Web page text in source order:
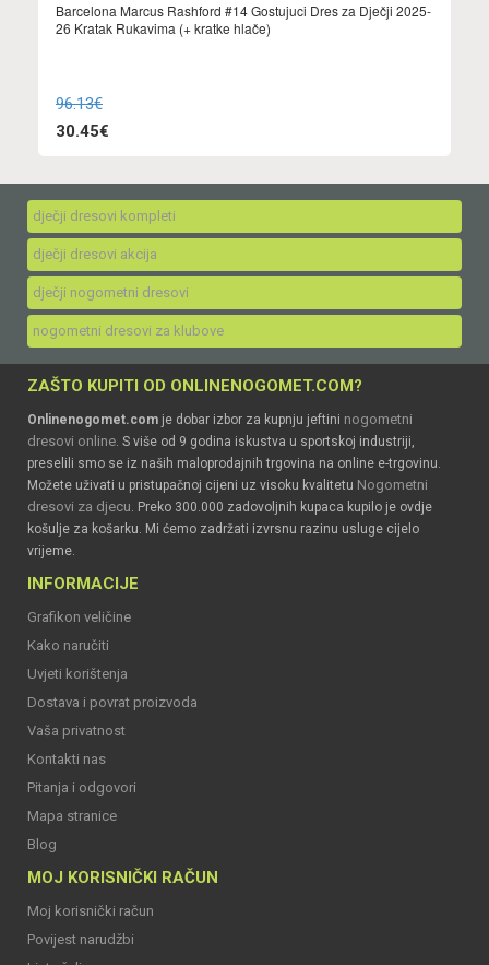
Barcelona Marcus Rashford #14 Gostujuci Dres za Dječji 2025-
26 Kratak Rukavima (+ kratke hlače)
96.13€
30.45€
dječji dresovi kompleti
dječji dresovi akcija
dječji nogometni dresovi
nogometni dresovi za klubove
ZAŠTO KUPITI OD ONLINENOGOMET.COM?
Onlinenogomet.com je dobar izbor za kupnju jeftini nogometni
dresovi online. S više od 9 godina iskustva u sportskoj industriji,
preselili smo se iz naših maloprodajnih trgovina na online e-trgovinu.
Možete uživati u pristupačnoj cijeni uz visoku kvalitetu Nogometni
dresovi za djecu. Preko 300.000 zadovoljnih kupaca kupilo je ovdje
košulje za košarku. Mi ćemo zadržati izvrsnu razinu usluge cijelo
vrijeme.
INFORMACIJE
Grafikon veličine
Kako naručiti
Uvjeti korištenja
Dostava i povrat proizvoda
Vaša privatnost
Kontakti nas
Pitanja i odgovori
Mapa stranice
Blog
MOJ KORISNIČKI RAČUN
Moj korisnički račun
Povijest narudžbi